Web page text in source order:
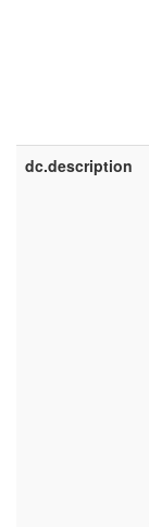
dc.description